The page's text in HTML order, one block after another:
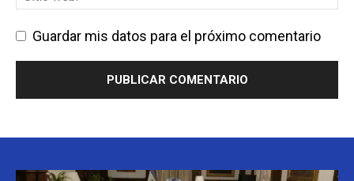
Guardar mis datos para el próximo comentario